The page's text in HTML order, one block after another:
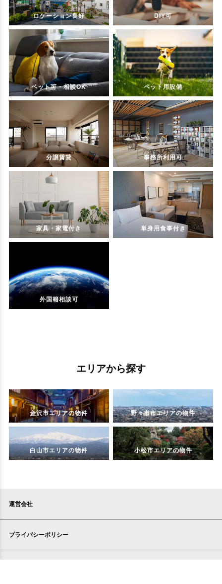
ロケーション良好 DIY可
ペット可・相談OK ペット用設備
分譲賃貸 事務所利用可
家具・家電付き 単身用食事付き
外国籍相談可
エリアから探す
金沢市エリアの物件 野々市市エリアの物件
白山市エリアの物件 小松市エリアの物件
運営会社
プライバシーポリシー